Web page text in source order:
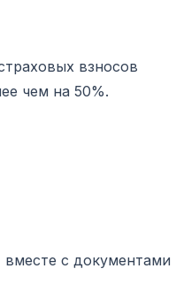
взносов
чем на 50%.
с документами